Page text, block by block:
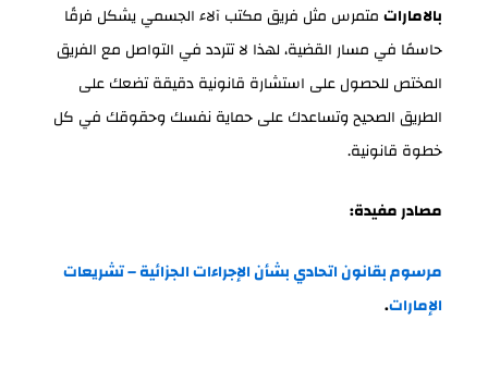
بالاماراتمتمرس مثل فريق مكتب آلاء الجسمي يشكل فرقًا
حاسمًا في مسار القضية، لهذا لا تتردد في التواصل مع الفريق
المختص للحصول على استشارة قانونية دقيقة تضعك على
الطريق الصحيح وتساعدك على حماية نفسك وحقوقك في كل
خطوة قانونية.
مصادر مفيدة:
مرسوم بقانون اتحادي بشأن الإجراءات الجزائية – تشريعات
الإمارات.